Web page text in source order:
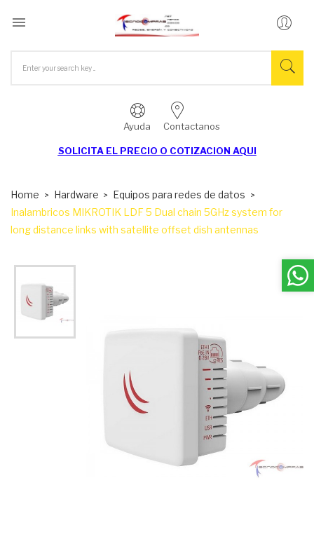

Ayuda Contactanos
SOLICITA EL PRECIO O COTIZACION AQUI
Home Hardware
Equipos para redes de datos
Inalambricos MIKROTIK LDF 5 Dual chain 5GHz system for
long distance links with satellite offset dish antennas